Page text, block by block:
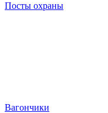
Посты охраны
Вагончики